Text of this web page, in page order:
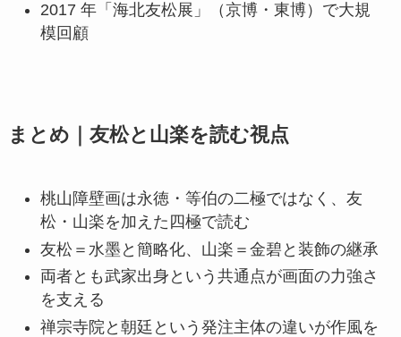
2017 年「海北友松展」（京博・東博）で大規
模回顧
まとめ｜友松と山楽を読む視点
桃山障壁画は永徳・等伯の二極ではなく、友
松・山楽を加えた四極で読む
友松＝水墨と簡略化、山楽＝金碧と装飾の継承
両者とも武家出身という共通点が画面の力強さ
を支える
禅宗寺院と朝廷という発注主体の違いが作風を